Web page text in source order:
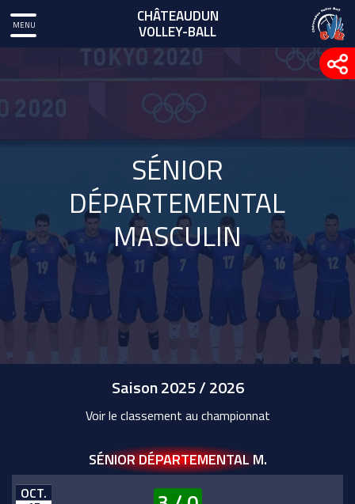
MENU CHÂTEAUDUN
VOLLEY-BALL
SÉNIOR
DÉPARTEMENTAL
MASCULIN
Saison 2025 / 2026
Voir le classement au championnat
SÉNIOR DÉPARTEMENTAL M.
OCT.